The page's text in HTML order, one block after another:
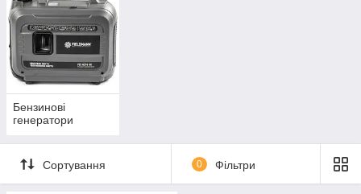
Бензинові
генератори
Сортування 0 Фільтри